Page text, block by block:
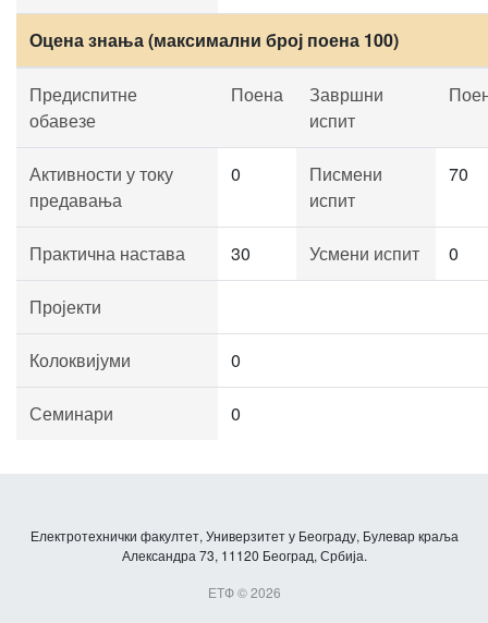
Оцена знања (максимални број поена 100)
Предиспитне
обавезе
Поена
Завршни
испит
Активности у току
предавања
0
Писмени
испит
70
Практична настава 30 Усмени испит 0
Пројекти
Колоквијуми 0
Семинари 0
Електротехнички факултет, Универзитет у Београду, Булевар краља
Александра 73, 11120 Београд, Србија.
ЕТФ © 2026